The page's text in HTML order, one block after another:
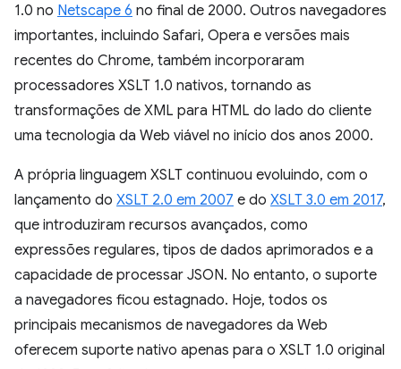
1.0 no Netscape 6 no final de 2000. Outros navegadores
importantes, incluindo Safari, Opera e versões mais
recentes do Chrome, também incorporaram
processadores XSLT 1.0 nativos, tornando as
transformações de XML para HTML do lado do cliente
uma tecnologia da Web viável no início dos anos 2000.
A própria linguagem XSLT continuou evoluindo, com o
lançamento do XSLT 2.0 em 2007 e do XSLT 3.0 em 2017,
que introduziram recursos avançados, como
expressões regulares, tipos de dados aprimorados e a
capacidade de processar JSON. No entanto, o suporte
a navegadores ficou estagnado. Hoje, todos os
principais mecanismos de navegadores da Web
oferecem suporte nativo apenas para o XSLT 1.0 original